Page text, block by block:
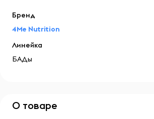
Бренд
4Me Nutrition
Линейка
БАДы
О товаре